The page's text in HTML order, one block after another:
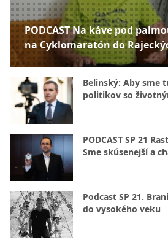
PODCAST Na káve pod
na Cyklomaratón do
Belinský: Aby sme
politikov so
PODCAST SP 21
Sme skúsenejší a
Podcast SP 21.
do vysokého veku